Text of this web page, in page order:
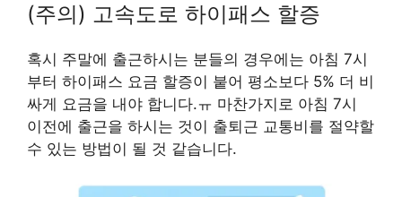
(주의) 고속도로 하이패스 할증
혹시 주말에 출근하시는 분들의 경우에는 아침 7시
부터 하이패스 요금 할증이 붙어 평소보다 5% 더 비
싸게 요금을 내야 합니다.ㅠ 마찬가지로 아침 7시
이전에 출근을 하시는 것이 출퇴근 교통비를 절약할
수 있는 방법이 될 것 같습니다.